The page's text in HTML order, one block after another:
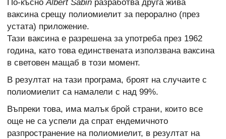
По-късно Albert Sabin разработва друга жива
ваксина срещу полиомиелит за перорално (през
устата) приложение.
Тази ваксина е разрешена за употреба през 1962
година, като това единствената използвана ваксина
в световен мащаб в този момент.
В резултат на тази програма, броят на случаите с
полиомиелит са намалели с над 99%.
Въпреки това, има малък брой страни, които все
още не са успели да спрат ендемичното
разпространение на полиомиелит, в резултат на